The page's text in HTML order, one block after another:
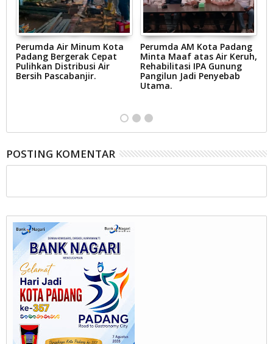
Perumda Air Minum Kota
Padang Bergerak Cepat
Pulihkan Distribusi Air
Bersih Pascabanjir.
Perumda AM Kota Padang
Minta Maaf atas Air Keruh,
Rehabilitasi IPA Gunung
Pangilun Jadi Penyebab
Utama.
POSTING KOMENTAR